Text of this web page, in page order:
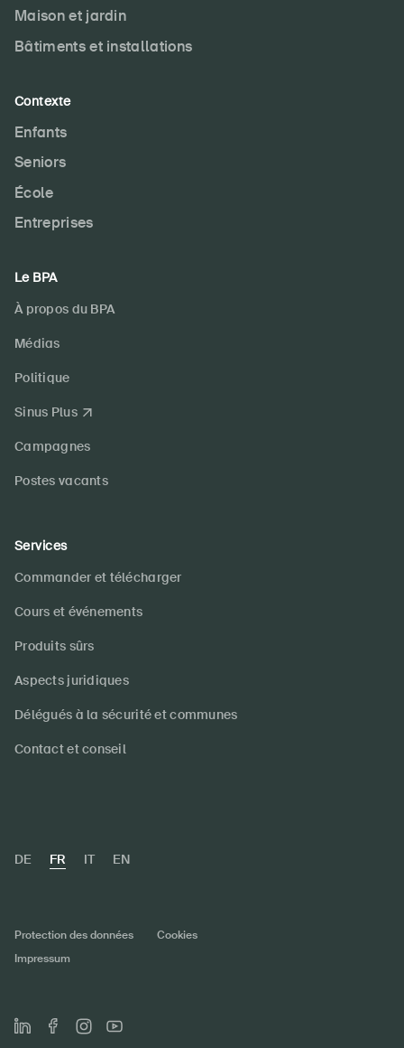
Maison et jardin
Bâtiments et installations
Contexte
Enfants
Seniors
École
Entreprises
Le BPA
À propos du BPA
Médias
Politique
Sinus Plus
Campagnes
Postes vacants
Services
Commander et télécharger
Cours et événements
Produits sûrs
Aspects juridiques
Délégués à la sécurité et communes
Contact et conseil
DE FR IT EN
Protection des données
Cookies
Impressum